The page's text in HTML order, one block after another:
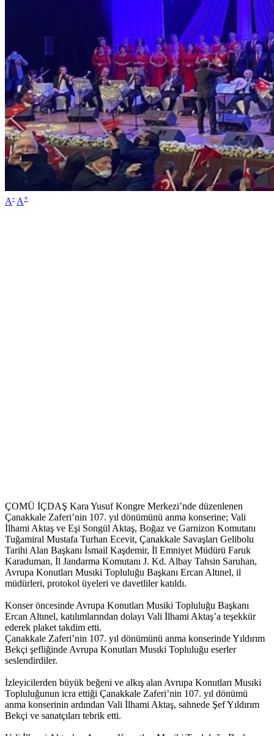
A- A+
ÇOMÜ İÇDAŞ Kara Yusuf Kongre Merkezi’nde düzenlenen
Çanakkale Zaferi’nin 107. yıl dönümünü anma konserine; Vali
İlhami Aktaş ve Eşi Songül Aktaş, Boğaz ve Garnizon Komutanı
Tuğamiral Mustafa Turhan Ecevit, Çanakkale Savaşları Gelibolu
Tarihi Alan Başkanı İsmail Kaşdemir, İl Emniyet Müdürü Faruk
Karaduman, İl Jandarma Komutanı J. Kd. Albay Tahsin Saruhan,
Avrupa Konutları Musıki Topluluğu Başkanı Ercan Altınel, il
müdürleri, protokol üyeleri ve davetliler katıldı.
Konser öncesinde Avrupa Konutları Musiki Topluluğu Başkanı
Ercan Altınel, katılımlarından dolayı Vali İlhami Aktaş’a teşekkür
ederek plaket takdim etti.
Çanakkale Zaferi’nin 107. yıl dönümünü anma konserinde Yıldırım
Bekçi şefliğinde Avrupa Konutları Musıki Topluluğu eserler
seslendirdiler.
İzleyicilerden büyük beğeni ve alkış alan Avrupa Konutları Musıki
Topluluğunun icra ettiği Çanakkale Zaferi’nin 107. yıl dönümü
anma konserinin ardından Vali İlhami Aktaş, sahnede Şef Yıldırım
Bekçi ve sanatçıları tebrik etti.